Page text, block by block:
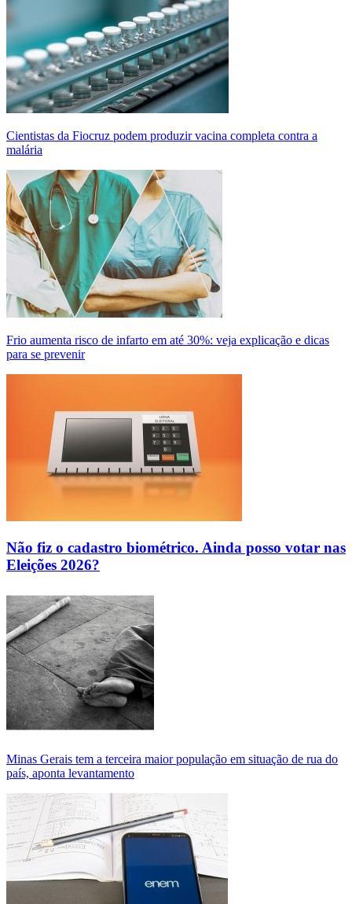
Cientistas da Fiocruz podem produzir vacina completa contra a
malária
Frio aumenta risco de infarto em até 30%: veja explicação e dicas
para se prevenir
Não fiz o cadastro biométrico. Ainda posso votar nas
Eleições 2026?
Minas Gerais tem a terceira maior população em situação de rua do
país, aponta levantamento